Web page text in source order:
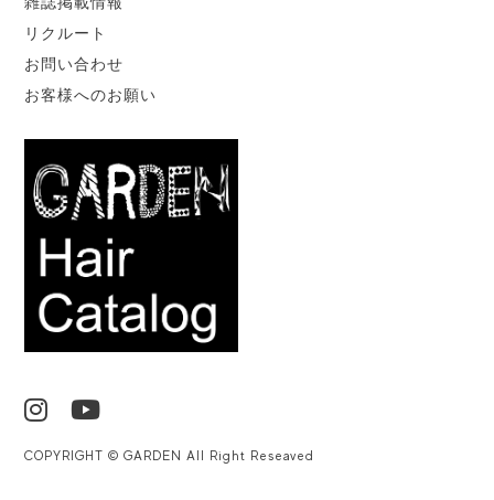
リクルート
お問い合わせ
お客様へのお願い
COPYRIGHT © GARDEN All Right Reseaved